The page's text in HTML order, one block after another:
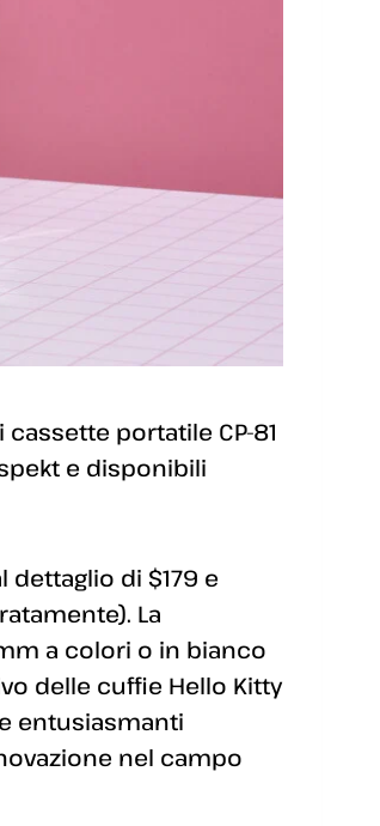
portatile CP-81
e disponibili
dettaglio di $179 e
La
a colori o in bianco
delle cuffie Hello Kitty
entusiasmanti
nel campo